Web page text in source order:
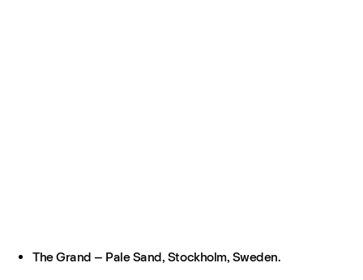
The Grand – Pale Sand, Stockholm, Sweden.